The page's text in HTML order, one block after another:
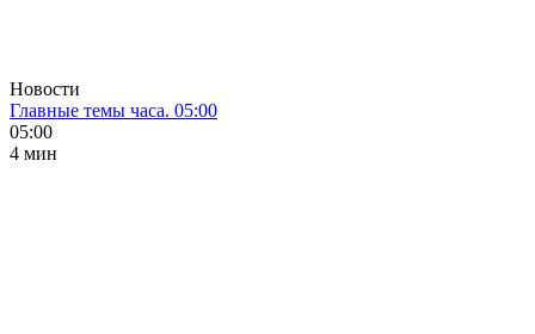
Новости
Главные темы часа. 05:00
05:00
4 мин